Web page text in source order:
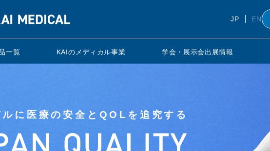
JP EN
一覧 KAIのメディカル事業 学会・展示会出展情報
に医療の安全とQOLを追究する